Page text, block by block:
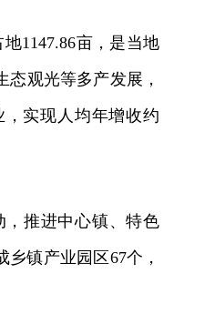
1147.86亩，是当地
观光等多产发展，
实现人均年增收约
推进中心镇、特色
镇产业园区67个，